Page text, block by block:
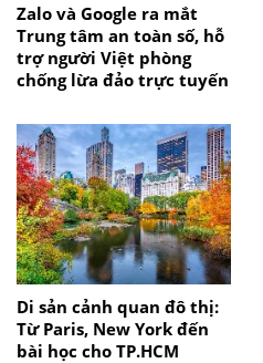
Zalo và Google ra mắt
Trung tâm an toàn số, hỗ
trợ người Việt phòng
chống lừa đảo trực tuyến
Di sản cảnh quan đô thị:
Từ Paris, New York đến
bài học cho TP.HCM